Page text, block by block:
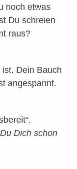
noch etwas
Du schreien
raus?
Dein Bauch
angespannt.
Dich schon